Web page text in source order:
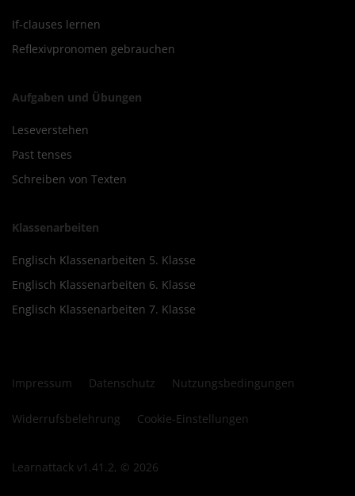
If-clauses lernen
Reflexivpronomen gebrauchen
Aufgaben und Übungen
Leseverstehen
Past tenses
Schreiben von Texten
Klassenarbeiten
Englisch Klassenarbeiten 5. Klasse
Englisch Klassenarbeiten 6. Klasse
Englisch Klassenarbeiten 7. Klasse
Impressum Datenschutz Nutzungsbedingungen
Widerrufsbelehrung Cookie-Einstellungen
Learnattack v1.41.2, © 2026